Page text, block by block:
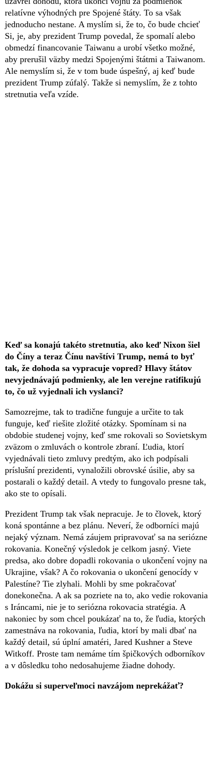
relatívne výhodných pre Spojené štáty. To sa však
jednoducho nestane. A myslím si, že to, čo bude chcieť
Si, je, aby prezident Trump povedal, že spomalí alebo
obmedzí financovanie Taiwanu a urobí všetko možné,
aby prerušil väzby medzi Spojenými štátmi a Taiwanom.
Ale nemyslím si, že v tom bude úspešný, aj keď bude
prezident Trump zúfalý. Takže si nemyslím, že z tohto
stretnutia veľa vzíde.
Keď sa konajú takéto stretnutia, ako keď Nixon šiel
do Číny a teraz Čínu navštívi Trump, nemá to byť
tak, že dohoda sa vypracuje vopred? Hlavy štátov
nevyjednávajú podmienky, ale len verejne ratifikujú
to, čo už vyjednali ich vyslanci?
Samozrejme, tak to tradične funguje a určite to tak
funguje, keď riešite zložité otázky. Spomínam si na
obdobie studenej vojny, keď sme rokovali so Sovietskym
zväzom o zmluvách o kontrole zbraní. Ľudia, ktorí
vyjednávali tieto zmluvy predtým, ako ich podpísali
príslušní prezidenti, vynaložili obrovské úsilie, aby sa
postarali o každý detail. A vtedy to fungovalo presne tak,
ako ste to opísali.
Prezident Trump tak však nepracuje. Je to človek, ktorý
koná spontánne a bez plánu. Neverí, že odborníci majú
nejaký význam. Nemá záujem pripravovať sa na seriózne
rokovania. Konečný výsledok je celkom jasný. Viete
predsa, ako dobre dopadli rokovania o ukončení vojny na
Ukrajine, však? A čo rokovania o ukončení genocídy v
Palestíne? Tie zlyhali. Mohli by sme pokračovať
donekonečna. A ak sa pozriete na to, ako vedie rokovania
s Iráncami, nie je to seriózna rokovacia stratégia. A
nakoniec by som chcel poukázať na to, že ľudia, ktorých
zamestnáva na rokovania, ľudia, ktorí by mali dbať na
každý detail, sú úplní amatéri, Jared Kushner a Steve
Witkoff. Proste tam nemáme tím špičkových odborníkov
a v dôsledku toho nedosahujeme žiadne dohody.
Dokážu si superveľmoci navzájom neprekážať?